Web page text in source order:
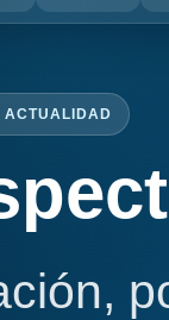
ACTUALIDAD